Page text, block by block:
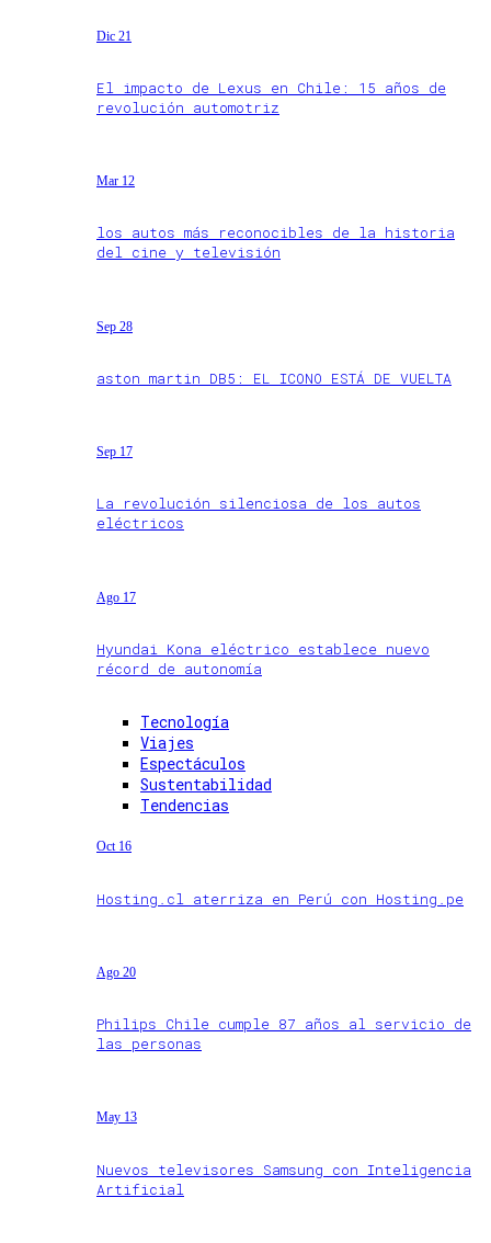
Dic 21
El impacto de Lexus en Chile: 15 años de
revolución automotriz
Mar 12
los autos más reconocibles de la historia
del cine y televisión
Sep 28
aston martin DB5: EL ICONO ESTÁ DE VUELTA
Sep 17
La revolución silenciosa de los autos
eléctricos
Ago 17
Hyundai Kona eléctrico establece nuevo
récord de autonomía
Tecnología
Viajes
Espectáculos
Sustentabilidad
Tendencias
Oct 16
Hosting.cl aterriza en Perú con Hosting.pe
Ago 20
Philips Chile cumple 87 años al servicio de
las personas
May 13
Nuevos televisores Samsung con Inteligencia
Artificial